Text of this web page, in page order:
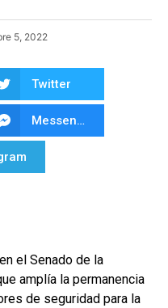
5, 2022
Twitter
Messenger
el Senado de la
amplía la permanencia
de seguridad para la